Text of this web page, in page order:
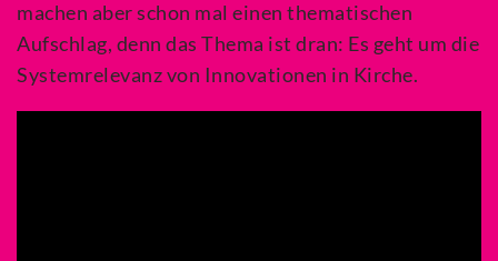
machen aber schon mal einen thematischen
Aufschlag, denn das Thema ist dran: Es geht um die
Systemrelevanz von Innovationen in Kirche.